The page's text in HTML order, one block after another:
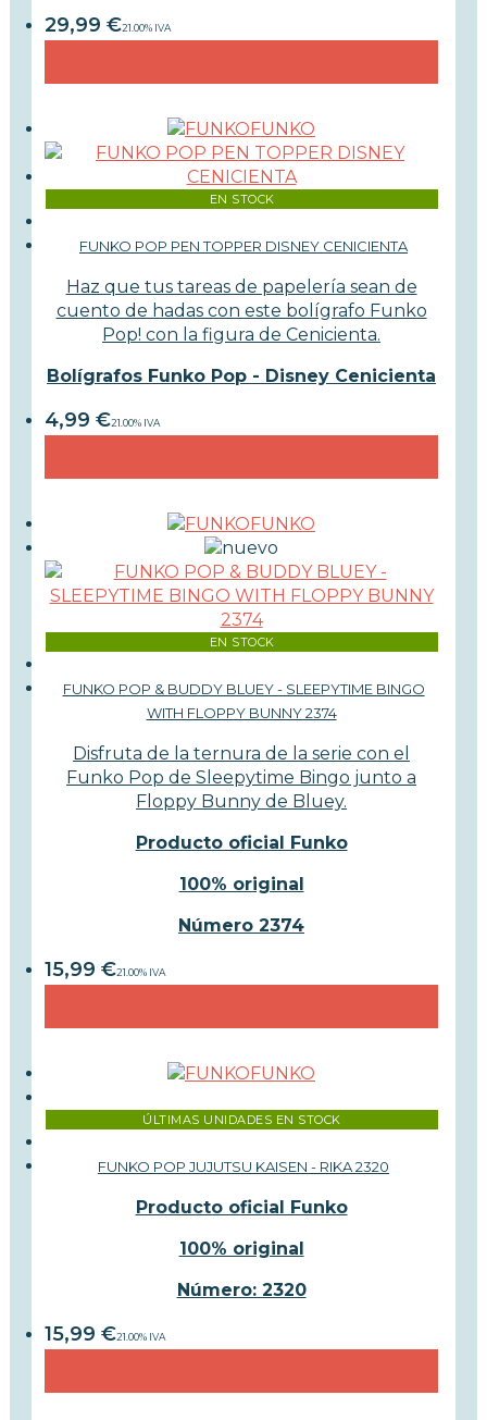
29,99 €21.00% IVA
FUNKO
EN STOCK
FUNKO POP PEN TOPPER DISNEY CENICIENTA
Haz que tus tareas de papelería sean de
cuento de hadas con este bolígrafo Funko
Pop! con la figura de Cenicienta.
Bolígrafos Funko Pop - Disney Cenicienta
4,99 €21.00% IVA
FUNKO
EN STOCK
FUNKO POP & BUDDY BLUEY - SLEEPYTIME BINGO
WITH FLOPPY BUNNY 2374
Disfruta de la ternura de la serie con el
Funko Pop de Sleepytime Bingo junto a
Floppy Bunny de Bluey.
Producto oficial Funko
100% original
Número 2374
15,99 €21.00% IVA
FUNKO
ÚLTIMAS UNIDADES EN STOCK
FUNKO POP JUJUTSU KAISEN - RIKA 2320
Producto oficial Funko
100% original
Número: 2320
15,99 €21.00% IVA